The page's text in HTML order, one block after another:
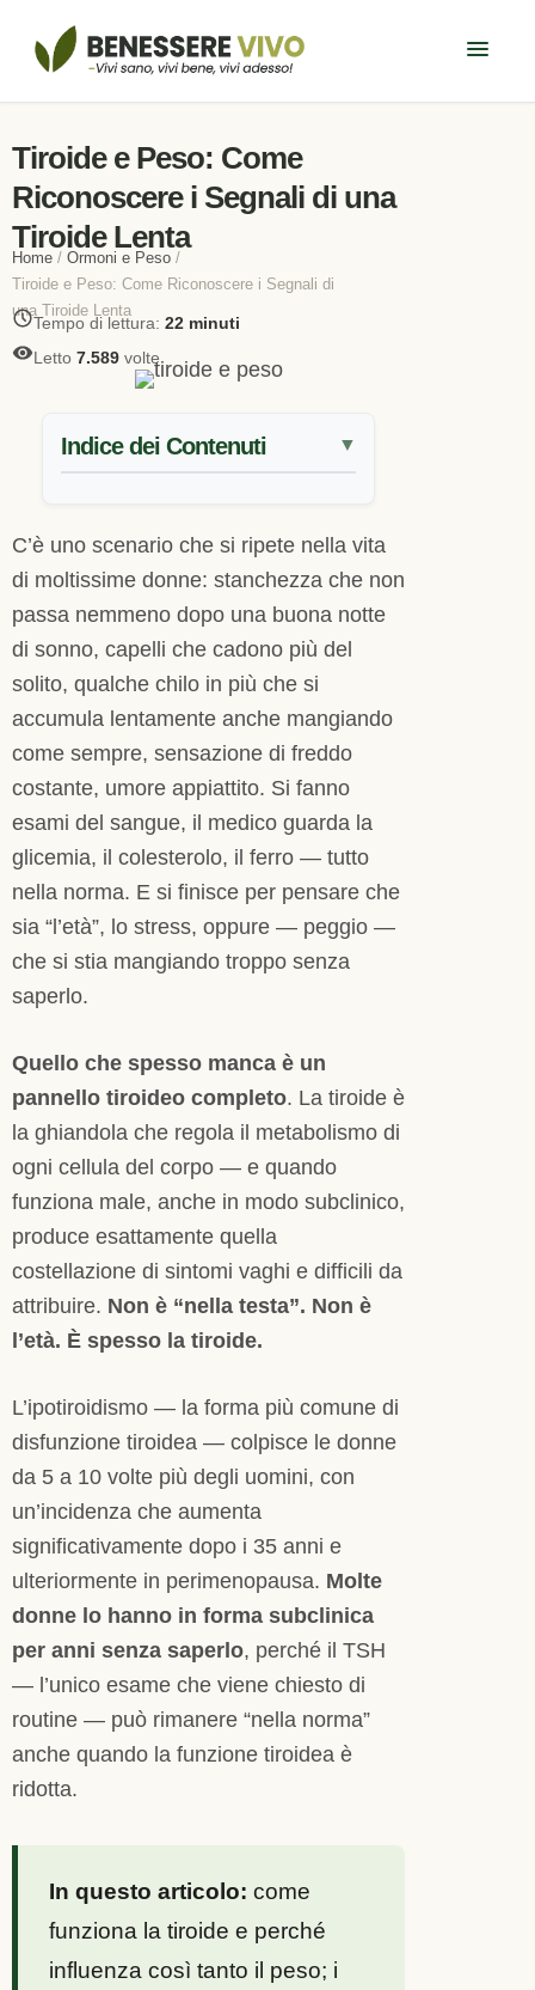
Tiroide e Peso: Come
Riconoscere i Segnali di una
Tiroide Lenta
Home / Ormoni e Peso /
Tiroide e Peso: Come Riconoscere i Segnali di
una Tiroide Lenta
Tempo di lettura: 22 minuti
Letto 7.589 volte
Indice dei Contenuti ▼
C’è uno scenario che si ripete nella vita
di moltissime donne: stanchezza che non
passa nemmeno dopo una buona notte
di sonno, capelli che cadono più del
solito, qualche chilo in più che si
accumula lentamente anche mangiando
come sempre, sensazione di freddo
costante, umore appiattito. Si fanno
esami del sangue, il medico guarda la
glicemia, il colesterolo, il ferro — tutto
nella norma. E si finisce per pensare che
sia “l’età”, lo stress, oppure — peggio —
che si stia mangiando troppo senza
saperlo.
Quello che spesso manca è un
pannello tiroideo completo. La tiroide è
la ghiandola che regola il metabolismo di
ogni cellula del corpo — e quando
funziona male, anche in modo subclinico,
produce esattamente quella
costellazione di sintomi vaghi e difficili da
attribuire. Non è “nella testa”. Non è
l’età. È spesso la tiroide.
L’ipotiroidismo — la forma più comune di
disfunzione tiroidea — colpisce le donne
da 5 a 10 volte più degli uomini, con
un’incidenza che aumenta
significativamente dopo i 35 anni e
ulteriormente in perimenopausa. Molte
donne lo hanno in forma subclinica
per anni senza saperlo, perché il TSH
— l’unico esame che viene chiesto di
routine — può rimanere “nella norma”
anche quando la funzione tiroidea è
ridotta.
In questo articolo: come
funziona la tiroide e perché
influenza così tanto il peso; i